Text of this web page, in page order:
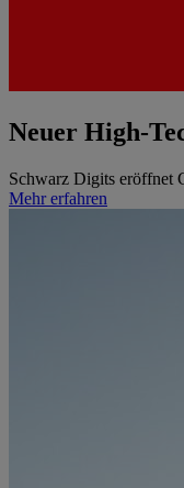
Neuer High-
Schwarz Digits eröffnet
Mehr erfahren